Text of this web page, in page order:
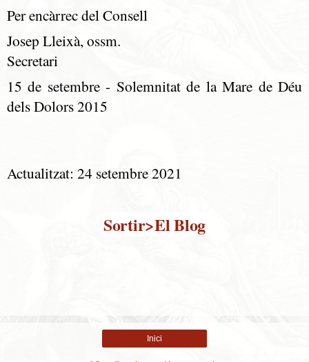
Per encàrrec del Consell
Josep Lleixà, ossm.
Secretari
15 de setembre - Solemnitat de la Mare de Déu
dels Dolors 2015
Actualitzat: 24 setembre 2021
Sortir>El Blog
Inici